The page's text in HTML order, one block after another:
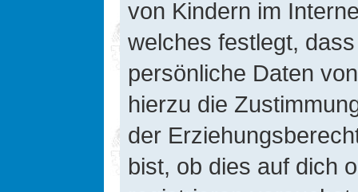
von Kindern im
welches festlegt,
persönliche Daten
hierzu die
der
bist, ob dies auf dich